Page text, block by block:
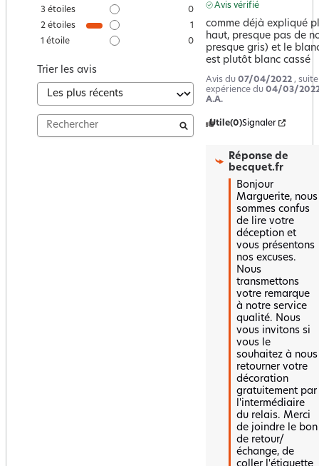
3 étoiles
0
2 étoiles
1
1 étoile 0
Trier les avis
Avis vérifié
comme déjà expliqué
haut, presque pas de
presque gris) et le
est plutôt blanc cassé
Avis du 07/04/2022 ,
expérience du 04/03/
A.A.
Utile(0)Signaler
Réponse de
becquet.fr
Bonjour
Marguerite, nous
sommes confus
de lire votre
déception et
vous présentons
nos excuses.
Nous
transmettons
votre remarque
à notre service
qualité. Nous
vous invitons si
vous le
souhaitez à nous
retourner votre
décoration
gratuitement par
l'intermédiaire
du relais. Merci
de joindre le bon
de retour/
échange, de
coller l'étiquette